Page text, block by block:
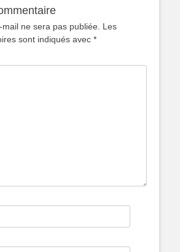
ne sera pas publiée. Les
sont indiqués avec *